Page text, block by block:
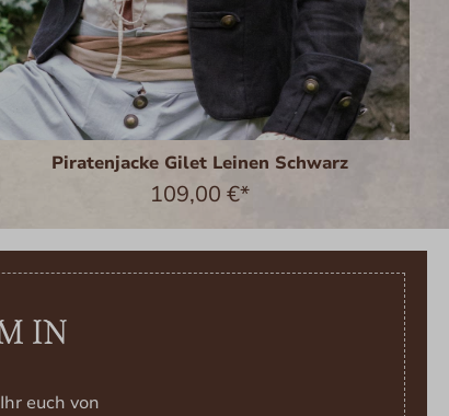
Piratenjacke Gilet Leinen Schwarz
109,00 €*
IN
euch von